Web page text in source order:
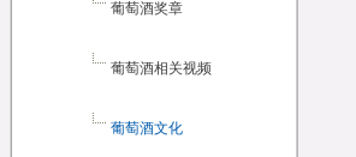
葡萄酒奖章
葡萄酒相关视频
葡萄酒文化